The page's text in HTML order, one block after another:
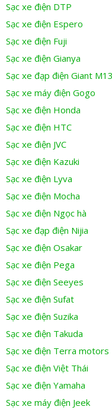
Sạc xe điện DTP
Sạc xe điện Espero
Sạc xe điện Fuji
Sạc xe điện Gianya
Sạc xe đạp điện Giant
Sạc xe máy điện Gogo
Sạc xe điện Honda
Sạc xe điện HTC
Sạc xe điện JVC
Sạc xe điện Kazuki
Sạc xe điện Lyva
Sạc xe điện Mocha
Sạc xe điện Ngọc hà
Sạc xe đạp điện Nijia
Sạc xe điện Osakar
Sạc xe điện Pega
Sạc xe điện Seeyes
Sạc xe điện Sufat
Sạc xe điện Suzika
Sạc xe điện Takuda
Sạc xe điện Terra motors
Sạc xe điện Việt Thái
Sạc xe điện Yamaha
Sạc xe máy điện Jeek